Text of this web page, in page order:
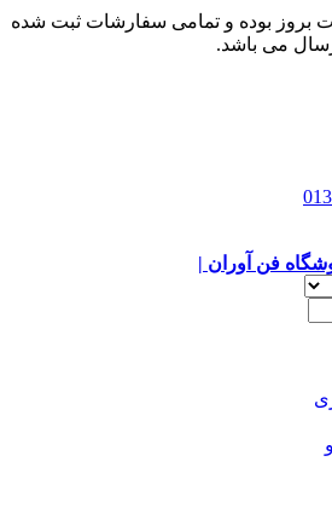
بروز بوده و تمامی سفارشات ثبت شده
می باشد.
فن آوران |